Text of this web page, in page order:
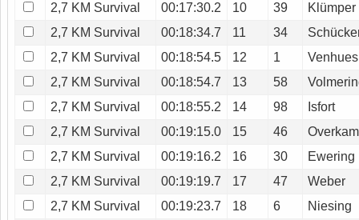
2,7 KM Survival
00:17:30.2 10 39
Klümper
2,7 KM Survival
00:18:34.7 11 34
2,7 KM Survival
00:18:54.5 12 1
Venhues
2,7 KM Survival
00:18:54.7 13 58
2,7 KM Survival
00:18:55.2 14 98
Isfort
2,7 KM Survival
00:19:15.0 15 46
2,7 KM Survival
00:19:16.2 16 30
Ewering
2,7 KM Survival
00:19:19.7 17 47
Weber
2,7 KM Survival
00:19:23.7 18 6
Niesing